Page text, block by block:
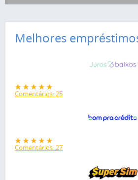
Melhores
Comentários: 25
Comentários: 27